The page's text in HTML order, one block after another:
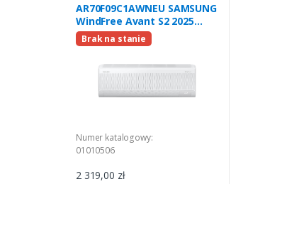
AR70F09C1AWNEU SAMSUNG
WindFree Avant S2 2025
2,5kW (j. wew. R32)
Brak na stanie
Numer katalogowy:
01010506
2 319,00 zł